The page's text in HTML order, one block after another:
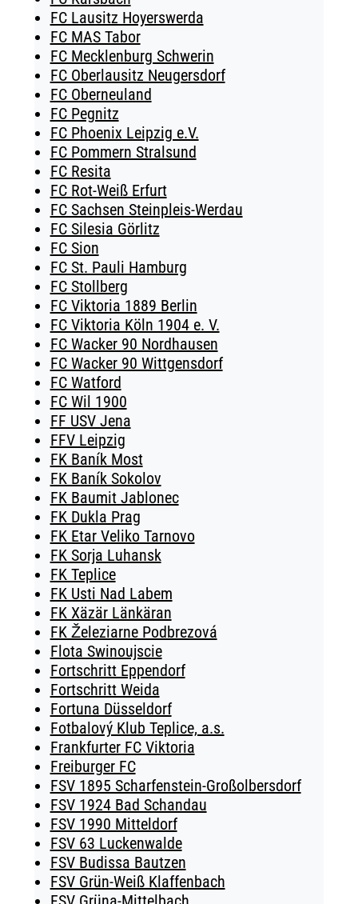
FC Lausitz Hoyerswerda
FC MAS Tabor
FC Mecklenburg Schwerin
FC Oberlausitz Neugersdorf
FC Oberneuland
FC Pegnitz
FC Phoenix Leipzig e.V.
FC Pommern Stralsund
FC Resita
FC Rot-Weiß Erfurt
FC Sachsen Steinpleis-Werdau
FC Silesia Görlitz
FC Sion
FC St. Pauli Hamburg
FC Stollberg
FC Viktoria 1889 Berlin
FC Viktoria Köln 1904 e. V.
FC Wacker 90 Nordhausen
FC Wacker 90 Wittgensdorf
FC Watford
FC Wil 1900
FF USV Jena
FFV Leipzig
FK Baník Most
FK Baník Sokolov
FK Baumit Jablonec
FK Dukla Prag
FK Etar Veliko Tarnovo
FK Sorja Luhansk
FK Teplice
FK Usti Nad Labem
FK Xäzär Länkäran
FK Železiarne Podbrezová
Flota Swinoujscie
Fortschritt Eppendorf
Fortschritt Weida
Fortuna Düsseldorf
Fotbalový Klub Teplice, a.s.
Frankfurter FC Viktoria
Freiburger FC
FSV 1895 Scharfenstein-Großolbersdorf
FSV 1924 Bad Schandau
FSV 1990 Mitteldorf
FSV 63 Luckenwalde
FSV Budissa Bautzen
FSV Grün-Weiß Klaffenbach